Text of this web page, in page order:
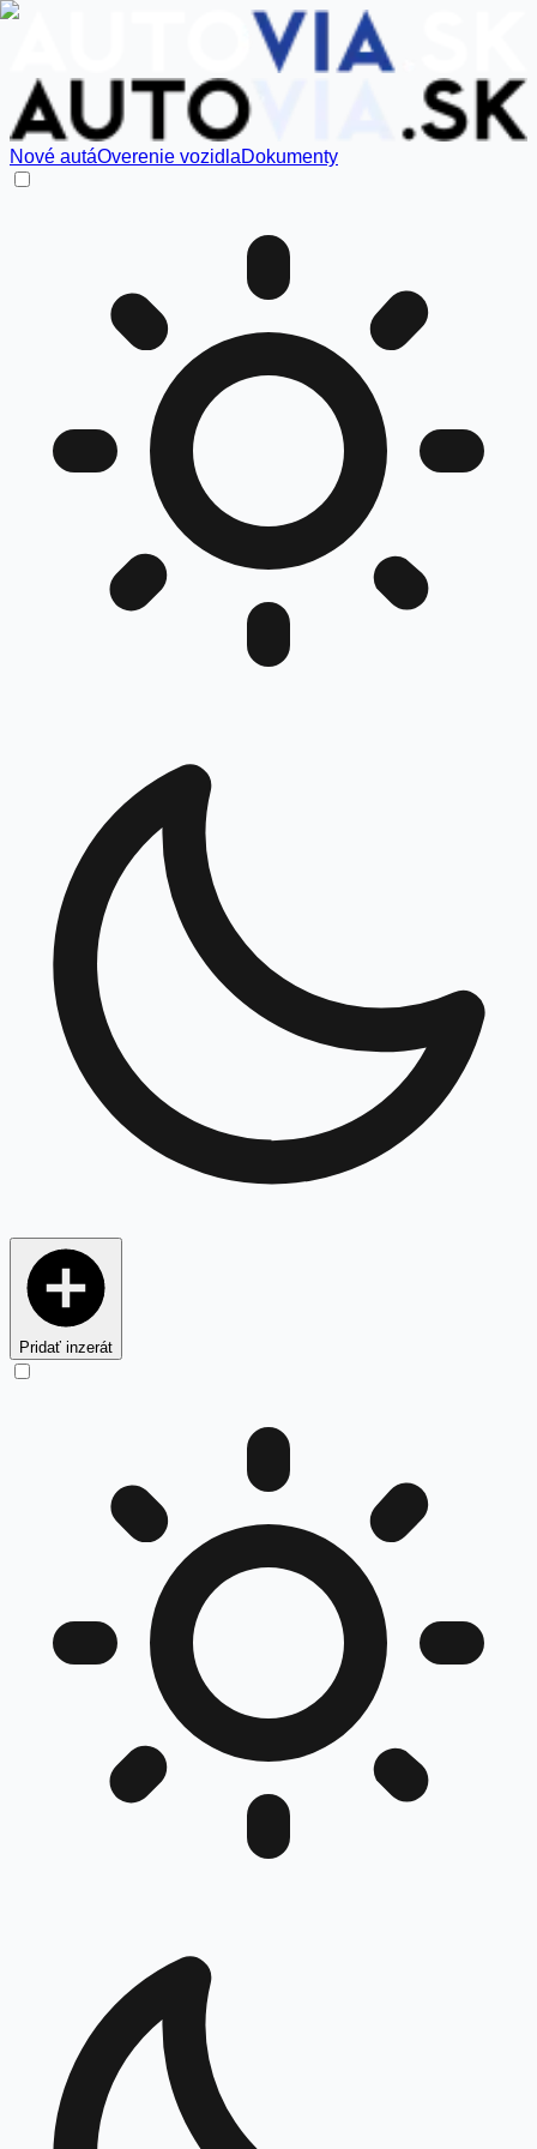
Nové autáOverenie vozidlaDokumenty
Pridať inzerát